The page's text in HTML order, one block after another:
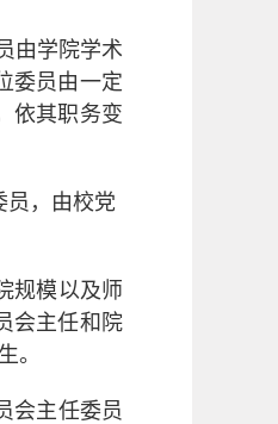
由学院学术
委员由一定
依其职务变
员，由校党
规模以及师
会主任和院
。
会主任委员